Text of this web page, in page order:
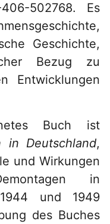
502768. Es
Geschichte,
Bezug zu
Entwicklungen
Buch ist
in Deutschland,
und Wirkungen
in
und 1949
des Buches